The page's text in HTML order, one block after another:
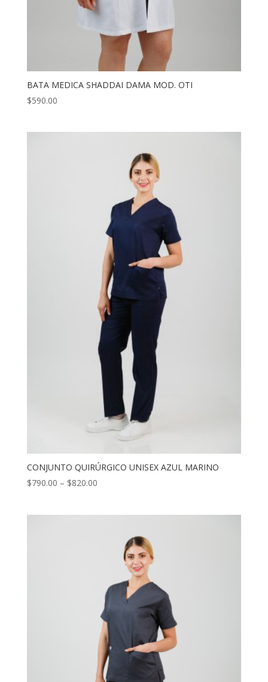
BATA MEDICA SHADDAI DAMA MOD. OTI
$590.00
CONJUNTO QUIRÚRGICO UNISEX AZUL MARINO
$790.00 – $820.00